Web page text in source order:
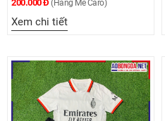
200.000 Đ (Hàng Mè Caro)
Xem chi tiết